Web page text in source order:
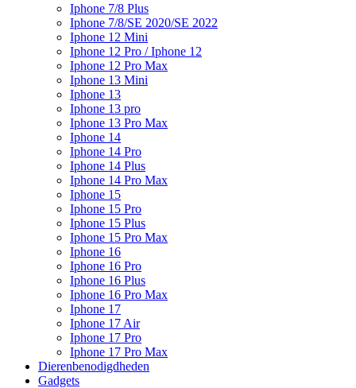
Iphone 7/8 Plus
Iphone 7/8/SE 2020/SE 2022
Iphone 12 Mini
Iphone 12 Pro / Iphone 12
Iphone 12 Pro Max
Iphone 13 Mini
Iphone 13
Iphone 13 pro
Iphone 13 Pro Max
Iphone 14
Iphone 14 Pro
Iphone 14 Plus
Iphone 14 Pro Max
Iphone 15
Iphone 15 Pro
Iphone 15 Plus
Iphone 15 Pro Max
Iphone 16
Iphone 16 Pro
Iphone 16 Plus
Iphone 16 Pro Max
Iphone 17
Iphone 17 Air
Iphone 17 Pro
Iphone 17 Pro Max
Dierenbenodigdheden
Gadgets